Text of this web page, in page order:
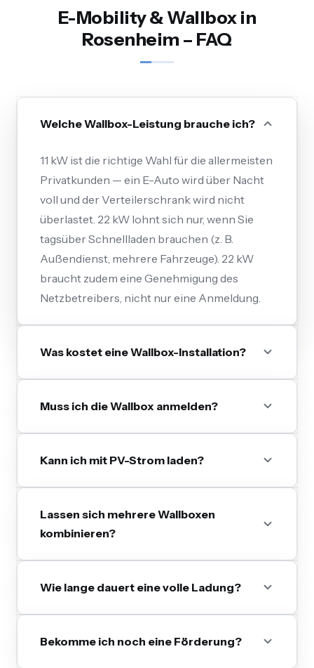
E-Mobility & Wallbox in
Rosenheim – FAQ
Welche Wallbox-Leistung brauche ich?
11 kW ist die richtige Wahl für die allermeisten
Privatkunden — ein E-Auto wird über Nacht
voll und der Verteilerschrank wird nicht
überlastet. 22 kW lohnt sich nur, wenn Sie
tagsüber Schnellladen brauchen (z. B.
Außendienst, mehrere Fahrzeuge). 22 kW
braucht zudem eine Genehmigung des
Netzbetreibers, nicht nur eine Anmeldung.
Was kostet eine Wallbox-Installation?
Muss ich die Wallbox anmelden?
Kann ich mit PV-Strom laden?
Lassen sich mehrere Wallboxen
kombinieren?
Wie lange dauert eine volle Ladung?
Bekomme ich noch eine Förderung?